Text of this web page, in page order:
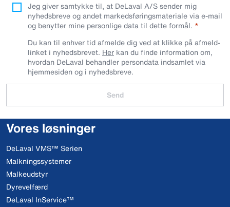
Jeg giver samtykke til, at DeLaval A/S sender mig
nyhedsbreve og andet markedsføringsmateriale via e-mail
og benytter mine personlige data til dette formål.
Du kan til enhver tid afmelde dig ved at klikke på afmeld-
linket i nyhedsbrevet. Her kan du finde information om,
hvordan DeLaval behandler persondata indsamlet via
hjemmesiden og i nyhedsbreve.
Send
Vores løsninger
DeLaval VMS™ Serien
Malkningssystemer
Malkeudstyr
Dyrevelfærd
DeLaval InService™